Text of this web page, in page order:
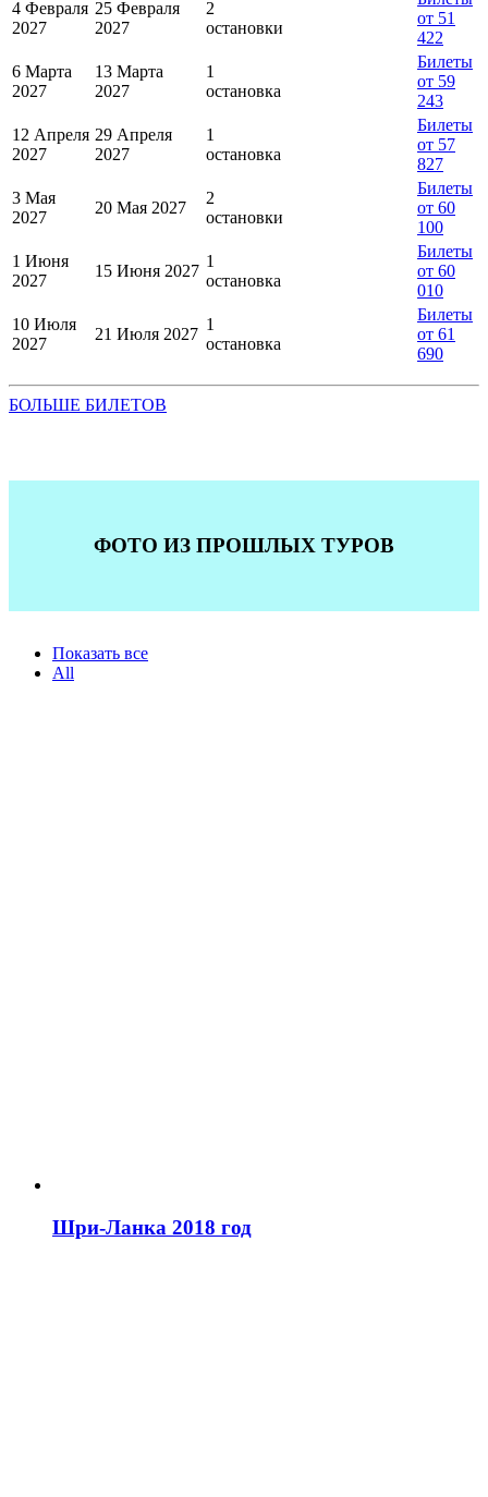
4 Февраля
2027
25 Февраля
2027
2
остановки
от 51
422
6 Марта
2027
13 Марта
2027
1
остановка
Билеты
от 59
243
12 Апреля
2027
29 Апреля
2027
1
остановка
Билеты
от 57
827
3 Мая
2027
20 Мая 2027
2
остановки
Билеты
от 60
100
1 Июня
2027
15 Июня 2027
1
остановка
Билеты
от 60
010
10 Июля
2027
21 Июля 2027
1
остановка
Билеты
от 61
690
БОЛЬШЕ БИЛЕТОВ
ФОТО ИЗ ПРОШЛЫХ ТУРОВ
Показать все
All
Шри-Ланка 2018 год